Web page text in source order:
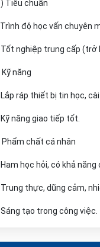
Tiêu chuẩn
độ học vấn chuyên
Tốt nghiệp trung cấp (trở
Kỹ năng
Lắp ráp thiết bị tin học,
Kỹ năng giao tiếp tốt.
Phẩm chất cá nhân
Ham học hỏi, có khả
Trung thực, dũng cảm,
Sáng tạo trong công việc.